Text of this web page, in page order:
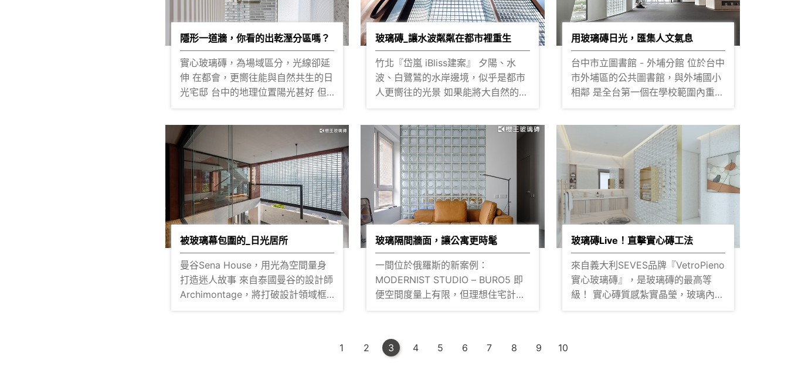
透光性，穿梭在內，虛實之間又創造
出開放、充滿探索趣味的動線 在密集
的城市裡，提供了視覺上休息的角落
在路徑中巧妙植入綠意，玻璃磚能像
實心牆一樣過濾不需要的噪音和視野
但具有半透明的質量，讓自然與陽光
豐富空間的柔軟變化 ▌實際搭建效果
多詳情 應用產品-Pegasus 透明玻璃
磚系列 ( 點擊了解更多 )
實牆，阻礙了光源循環，豈不是很可
惜！ 設計師巧妙的將強面透視化，運
用雙霧面透明白磚，表面經細緻噴砂
霧面處理，遮蔽性能極佳 雖然單人浴
缸的尺規有限，但三環面的霧白光源
集中後，讓泡澡的空間暢心通透！ 儘
管開放明亮的空間很重要，我們仍有
營造安定感，浴室的隱私性就交給霧
面玻璃磚來發揮吧！ ▌實際搭建效果
在櫻王就看的見！點擊預約參觀? ▌
更多詳情 應用產品-Pegasus 透明玻
璃磚系列 ( 點擊了解更多 )?
用中」的困擾 隨著色調變化，生活也
跟著浪漫了起來～ ▌實際搭建效果在
櫻王就看的見！點擊預約參觀? ▌更
多詳情 應用產品-1908 白磚系列 ( 點
擊了解更多 )?
隱形一道牆，你看的出乾溼分區嗎？
實心玻璃磚，為場域區分，光線卻延
伸 在都會，更嚮往能與自然共生的日
光宅邸 台中的地理位置陽光甚好 但
系統設計整合，在設計衛浴間時，採
用義大利進口材質 藉由石材與水磨石
的紋理組合，輕淺而明亮 但若想將
乾、濕分區域設計，如何不阻斷光
源？ 最後採用VetroPieno實心玻璃
磚，透明砌磚搭配鍍鈦金屬異材質 提
升整體精緻與奢華感，讓光線得以穿
透，打造出沐日光華的空間質感 不大
的衛浴空間，透過玻璃磚的通透與朦
朧之間 即使有隔間也不會感到狹隘陰
暗 反而經過光的漫射，營造出另一種
輕快風格，視覺無限延伸 ▌實際搭建
玻璃磚_讓水波粼粼在都市裡重生
竹北『岱嵐 iBliss建案』 夕陽、水
波、白鷺鷥的水岸邊境，似乎是都市
人更嚮往的光景 如果能將大自然的野
光影，更有效率的讓室內空間最大化
入口大廳即以挑高式大面積 透明水波
紋磚，開啟視覺的撼動 像是半透明一
般的建築，傳遞給住在都市的人們
「薄暮、水、波紋」的意象而成這棟
建築的主要結構 運用玻璃的特點 能
隨心所欲渲染上喜愛的色彩 將透光質
地滲透進現代設計美學，曲面的設計
也呼應了室內的線性流動 藉由藝術設
計，收進回家此刻的輕鬆心境，這是
竹北華興水岸 ▌實際搭建效果在櫻王
就看的見！點擊預約參觀? ▌更多詳
用玻璃磚日光，匯集人文氣息
台中市立圖書館 - 外埔分館 位於台中
市外埔區的公共圖書館，與外埔國小
相鄰 是全台第一個在學校範圍內重新
須可慮到公共圖書館的獨立性，也必
須考慮到與校園空間的連通關係 近年
公部門導入設計的美學進化，讓設計
理念更深入研究在地文化 採用垂直分
割錯落，利用玻璃磚牆、純白塗料牆
面，表達出外埔區的田園印象 建築設
計一整面的玻璃帷幕，可俯瞰整個戶
外與運動場 讓動與靜之間有不同的交
流 遠方則是山峰綿延，利用半透視的
玻璃牆面，讓讀者感覺身處在大自然
裡閱讀 玻璃磚的通透日光、寬敞的迴
盪氣流，帶著書籍跟著空間一起閒靜
被玻璃幕包圍的_日光居所
曼谷Sena House，用光為空間量身
打造迷人故事 來自泰國曼谷的設計師
Archimontage，將打破設計領域框
玻璃隔間牆面，讓公寓更時髦
一間位於俄羅斯的新案例：
MODERNIST STUDIO – BURO5 即
便空間度量上有限，但理想住宅計
視覺卻沒有阻斷性，是怎麼辦到的
呢？ 講求空間的清透率性，利用 全
玻璃磚Live！直擊實心磚工法
來自義大利SEVES品牌『VetroPieno
實心玻璃磚』，是玻璃磚的最高等
級！ 實心磚質感紮實晶瑩，玻璃內部
1 2 3 4 5 6 7 8 9 10